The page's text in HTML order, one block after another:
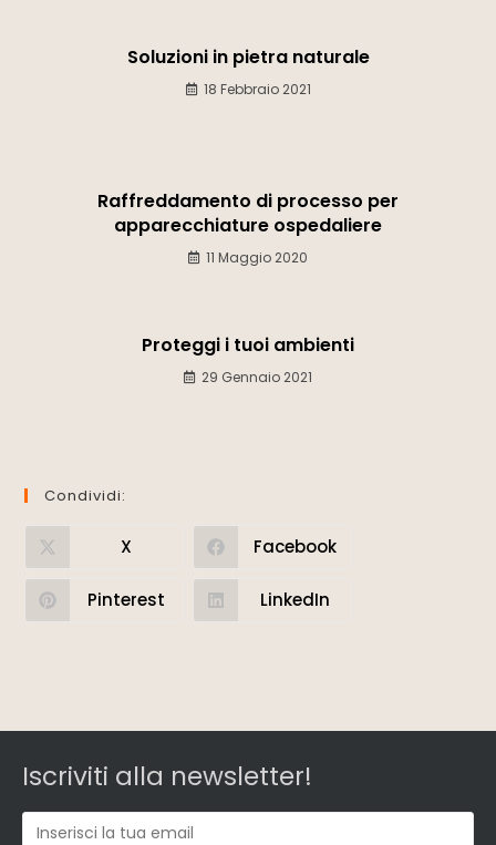
Soluzioni in pietra naturale
18 Febbraio 2021
Raffreddamento di processo per
apparecchiature ospedaliere
11 Maggio 2020
Proteggi i tuoi ambienti
29 Gennaio 2021
Condividi:
X Facebook
Pinterest LinkedIn
Iscriviti alla newsletter!